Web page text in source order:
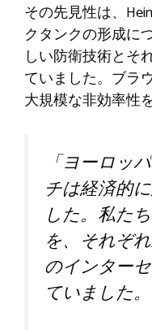
その先見性は、
クタンクの形成に
しい防衛技術とそ
ていました。ブラ
大規模な非効率性
「ヨーロッ
チは経済的
した。私た
を、それぞ
のインター
ていました